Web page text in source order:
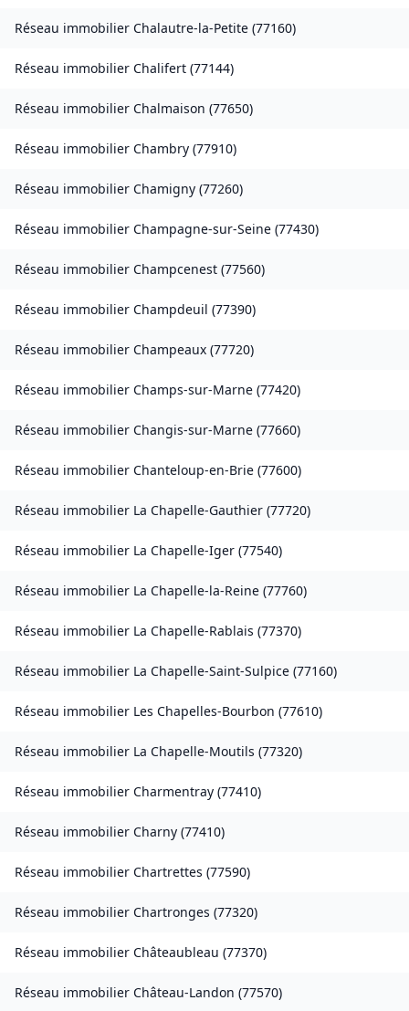
Réseau immobilier Chalautre-la-Petite (77160)
Réseau immobilier Chalifert (77144)
Réseau immobilier Chalmaison (77650)
Réseau immobilier Chambry (77910)
Réseau immobilier Chamigny (77260)
Réseau immobilier Champagne-sur-Seine (77430)
Réseau immobilier Champcenest (77560)
Réseau immobilier Champdeuil (77390)
Réseau immobilier Champeaux (77720)
Réseau immobilier Champs-sur-Marne (77420)
Réseau immobilier Changis-sur-Marne (77660)
Réseau immobilier Chanteloup-en-Brie (77600)
Réseau immobilier La Chapelle-Gauthier (77720)
Réseau immobilier La Chapelle-Iger (77540)
Réseau immobilier La Chapelle-la-Reine (77760)
Réseau immobilier La Chapelle-Rablais (77370)
Réseau immobilier La Chapelle-Saint-Sulpice (77160)
Réseau immobilier Les Chapelles-Bourbon (77610)
Réseau immobilier La Chapelle-Moutils (77320)
Réseau immobilier Charmentray (77410)
Réseau immobilier Charny (77410)
Réseau immobilier Chartrettes (77590)
Réseau immobilier Chartronges (77320)
Réseau immobilier Châteaubleau (77370)
Réseau immobilier Château-Landon (77570)